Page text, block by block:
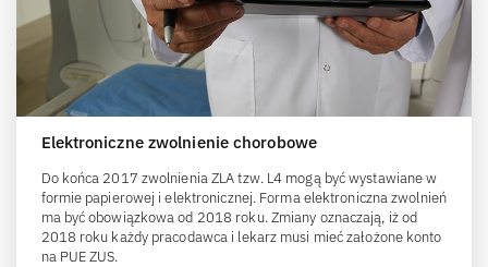
Elektroniczne zwolnienie chorobowe
Do końca 2017 zwolnienia ZLA tzw. L4 mogą być wystawiane w
formie papierowej i elektronicznej. Forma elektroniczna zwolnień
ma być obowiązkowa od 2018 roku. Zmiany oznaczają, iż od
2018 roku każdy pracodawca i lekarz musi mieć założone konto
na PUE ZUS.